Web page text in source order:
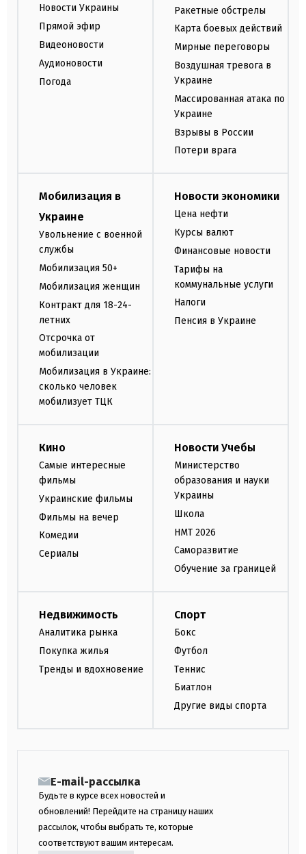
Новости Украины
Прямой эфир
Видеоновости
Аудионовости
Погода
Ракетные обстрелы
Карта боевых действий
Мирные переговоры
Воздушная тревога в
Украине
Массированная атака по
Украине
Взрывы в России
Потери врага
Мобилизация в
Украине
Увольнение с военной
службы
Мобилизация 50+
Мобилизация женщин
Контракт для 18-24-
летних
Отсрочка от
мобилизации
Мобилизация в Украине:
сколько человек
мобилизует ТЦК
Новости экономики
Цена нефти
Курсы валют
Финансовые новости
Тарифы на
коммунальные услуги
Налоги
Пенсия в Украине
Кино
Самые интересные
фильмы
Украинские фильмы
Фильмы на вечер
Комедии
Сериалы
Новости Учебы
Министерство
образования и науки
Украины
Школа
НМТ 2026
Саморазвитие
Обучение за границей
Недвижимость
Аналитика рынка
Покупка жилья
Тренды и вдохновение
Спорт
Бокс
Футбол
Теннис
Биатлон
Другие виды спорта
E-mail-рассылка
Будьте в курсе всех новостей и
обновлений! Перейдите на страницу наших
рассылок, чтобы выбрать те, которые
соответствуют вашим интересам.